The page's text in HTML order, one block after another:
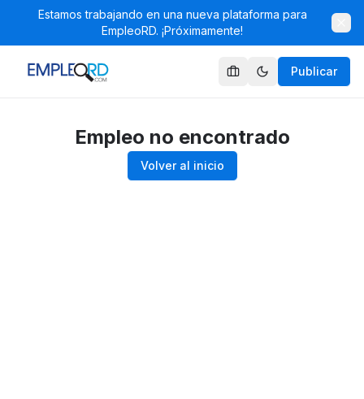
Estamos trabajando en una nueva plataforma para
EmpleoRD. ¡Próximamente!
Publicar
Empleo no encontrado
Volver al inicio